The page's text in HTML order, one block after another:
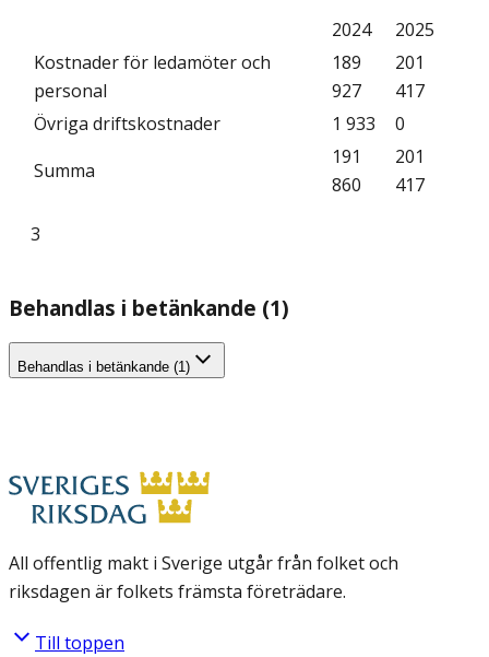
2024
2025
Kostnader för ledamöter och
personal
189
927
201
417
Övriga driftskostnader
1 933
0
Summa
191
860
201
417
3
Behandlas i betänkande (1)
Behandlas i betänkande (1)
All offentlig makt i Sverige utgår från folket och
riksdagen är folkets främsta företrädare.
Till toppen